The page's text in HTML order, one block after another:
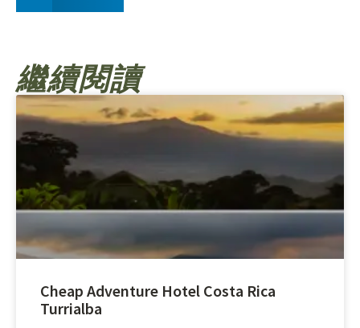
繼續閱讀
Cheap Adventure Hotel Costa Rica
Turrialba